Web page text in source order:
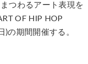
つわるアート表現を
OF HIP HOP
の期間開催する。